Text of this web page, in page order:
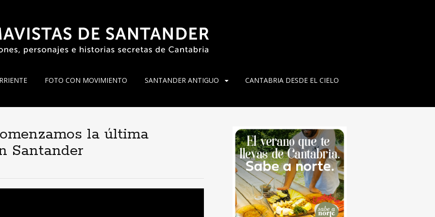
FOTO CON MOVIMIENTO SANTANDER ANTIGUO CANTABRIA DESDE EL CIELO
la última
Santander